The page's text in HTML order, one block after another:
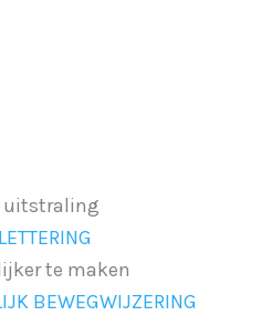
uitstraling
te maken
BEWEGWIJZERING